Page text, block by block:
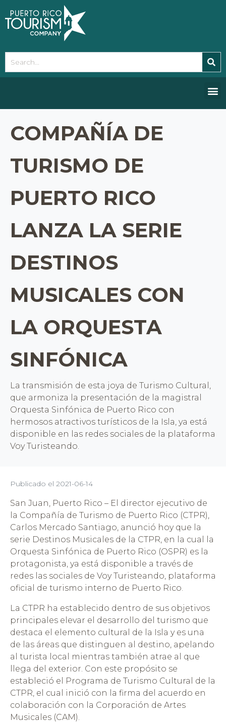
note:
This
website
accessibility
COMPAÑÍA DE
TURISMO DE
PUERTO RICO
LANZA LA SERIE
DESTINOS
MUSICALES CON
LA ORQUESTA
SINFÓNICA
La transmisión de esta joya de Turismo Cultural,
que armoniza la presentación de la magistral
Orquesta Sinfónica de Puerto Rico con
hermosos atractivos turísticos de la Isla, ya está
disponible en las redes sociales de la plataforma
Voy Turisteando.
Publicado el 2021-06-14
San Juan, Puerto Rico – El director ejecutivo de
la Compañía de Turismo de Puerto Rico (CTPR),
Carlos Mercado Santiago, anunció hoy que la
serie Destinos Musicales de la CTPR, en la cual la
Orquesta Sinfónica de Puerto Rico (OSPR) es la
protagonista, ya está disponible a través de
redes las sociales de Voy Turisteando, plataforma
oficial de turismo interno de Puerto Rico.
La CTPR ha establecido dentro de sus objetivos
principales elevar el desarrollo del turismo que
destaca el elemento cultural de la Isla y es una
de las áreas que distinguen al destino, apelando
al turista local mientras también atrae al que
llega del exterior. Con este propósito se
estableció el Programa de Turismo Cultural de la
CTPR, el cual inició con la firma del acuerdo en
colaboración con la Corporación de Artes
Musicales (CAM).